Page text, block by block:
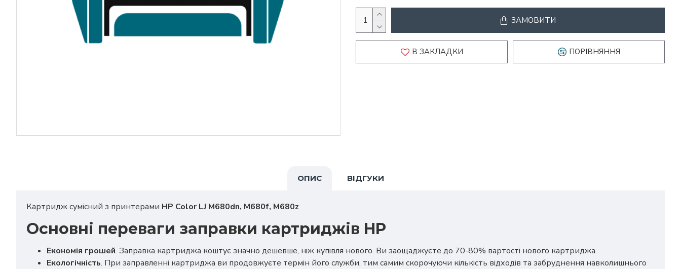
ЗАМОВИТИ
В ЗАКЛАДКИ ПОРІВНЯННЯ
ОПИС ВІДГУКИ
Картридж сумісний з принтерами HP Color LJ M680dn, M680f, M680z
Основні переваги заправки картриджів HP
Економія грошей. Заправка картриджа коштує значно дешевше, ніж купівля нового. Ви заощаджуєте до 70-80% вартості нового картриджа.
Екологічність. При заправленні картриджа ви продовжуєте термін його служби, тим самим скорочуючи кількість відходів та забруднення навколишнього